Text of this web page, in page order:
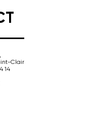
Clair
14